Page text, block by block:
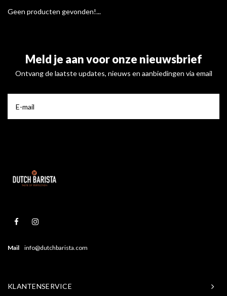
Geen producten gevonden!...
Meld je aan voor onze nieuwsbrief
Ontvang de laatste updates, nieuws en aanbiedingen via email
Mail info@dutchbarista.com
KLANTENSERVICE